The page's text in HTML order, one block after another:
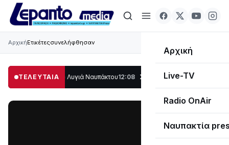
Αρχική
Live-TV
Radio OnAir
Ναυπακτία
ΑρχικήΕτικέτεςσυνελήφθησαν
ΤΕΛΕΥΤΑΙΑ
μέρος στο Λυγιά Ναυπάκτου12:08 Σε τροχιά υλοποίησης η Παράκαμψη